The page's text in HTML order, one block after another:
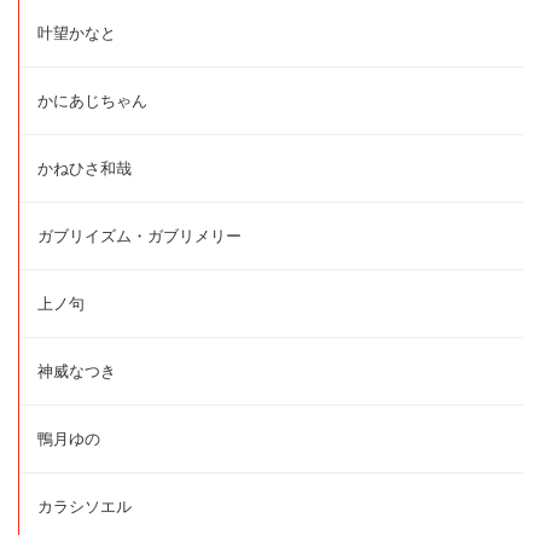
叶望かなと
かにあじちゃん
かねひさ和哉
ガブリイズム・ガブリメリー
上ノ句
神威なつき
鴨月ゆの
カラシソエル